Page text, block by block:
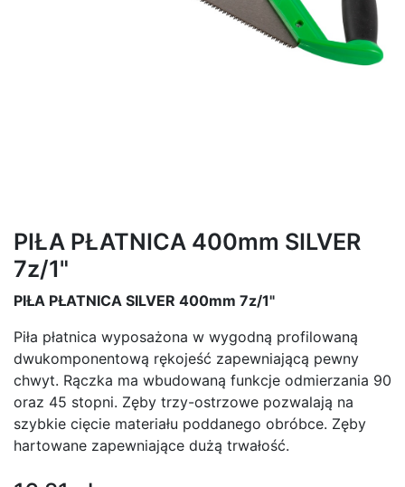
PIŁA PŁATNICA 400mm SILVER
7z/1"
PIŁA PŁATNICA SILVER 400mm 7z/1"
Piła płatnica wyposażona w wygodną profilowaną
dwukomponentową rękojeść zapewniającą pewny
chwyt. Rączka ma wbudowaną funkcje odmierzania 90
oraz 45 stopni. Zęby trzy-ostrzowe pozwalają na
szybkie cięcie materiału poddanego obróbce. Zęby
hartowane zapewniające dużą trwałość.